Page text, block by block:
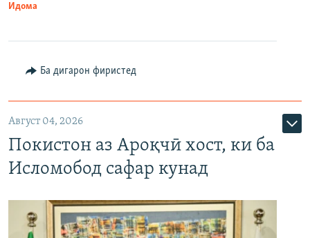
Идома
Ба дигарон фиристед
Август 04, 2026
Покистон аз Ароқчӣ хост, ки ба
Исломобод сафар кунад